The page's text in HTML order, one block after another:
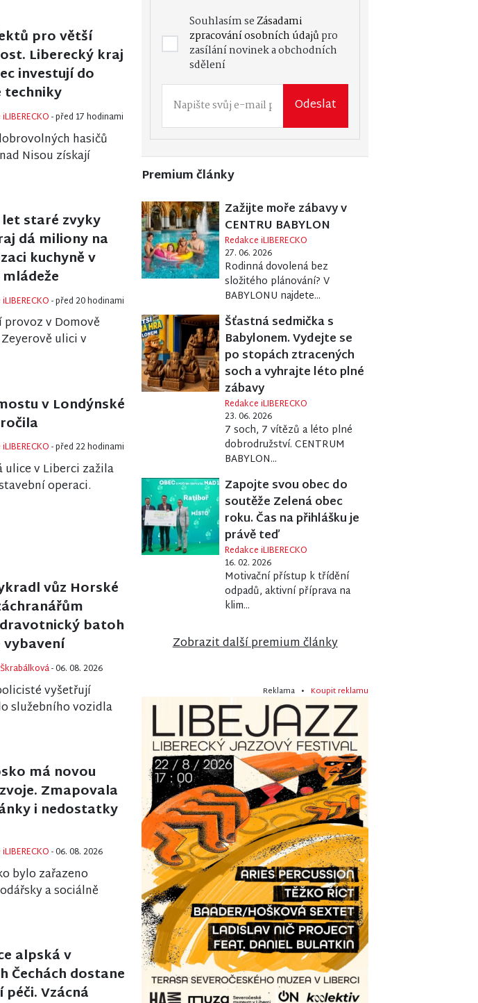
pro větší
Liberecký kraj
investují do
techniky
- před 17 hodinami
hasičů
Nisou získají
staré zvyky
dá miliony na
kuchyně v
- před 20 hodinami
provoz v Domově
ulici v
v Londýnské
- před 22 hodinami
ulice v Liberci zažila
operaci.
vůz Horské
batoh
vybavení
- 06. 08. 2026
vyšetřují
služebního vozidla
má novou
Zmapovala
i nedostatky
- 06. 08. 2026
bylo zařazeno
a sociálně
alpská v
Čechách dostane
péči. Vzácná
Souhlasím seZásadami
zpracování osobních údajůpro
zasílání novinek a obchodních
sdělení
Odeslat
Premium články
Zažijte moře zábavy v
CENTRU BABYLON
Redakce iLIBERECKO
27. 06. 2026
Rodinná dovolená bez
složitého plánování? V
BABYLONU najdete...
Šťastná sedmička s
Babylonem. Vydejte se
po stopách ztracených
soch a vyhrajte léto plné
zábavy
Redakce iLIBERECKO
23. 06. 2026
7 soch, 7 vítězů a léto plné
dobrodružství. CENTRUM
BABYLON...
Zapojte svou obec do
soutěže Zelená obec
roku. Čas na přihlášku je
právě teď
Redakce iLIBERECKO
16. 02. 2026
Motivační přístup k třídění
odpadů, aktivní příprava na
klim...
Zobrazit další premium články
Reklama • Koupit reklamu